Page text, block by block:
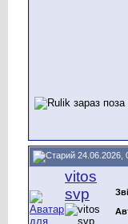
24.06.2026,
vitos
svp